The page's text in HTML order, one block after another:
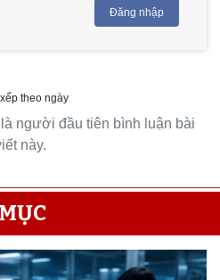
Đăng nhập
theo ngày
người đầu tiên bình luận bài
này.